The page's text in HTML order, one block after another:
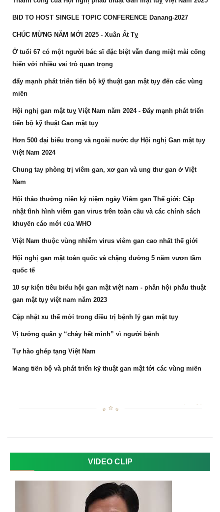
BID TO HOST SINGLE TOPIC CONFERENCE Danang-2027
CHÚC MỪNG NĂM MỚI 2025 - Xuân Ất Tỵ
Ở tuổi 67 có một người bác sĩ đặc biệt vẫn đang miệt mài cống
hiến với nhiều vai trò quan trọng
đẩy mạnh phát triển tiến bộ kỹ thuật gan mật tụy đến các vùng
miền
Hội nghị gan mật tuỵ Việt Nam năm 2024 - Đẩy mạnh phát triển
tiến bộ kỹ thuật Gan mật tụy
Hơn 500 đại biểu trong và ngoài nước dự Hội nghị Gan mật tụy
Việt Nam 2024
Chung tay phòng trị viêm gan, xơ gan và ung thư gan ở Việt
Nam
Hội thảo thường niên kỷ niệm ngày Viêm gan Thế giới: Cập
nhật tình hình viêm gan virus trên toàn cầu và các chính sách
khuyến cáo mới của WHO
Việt Nam thuộc vùng nhiễm virus viêm gan cao nhất thế giới
Hội nghị gan mật toàn quốc và chặng đường 5 năm vươn tầm
quốc tế
10 sự kiện tiêu biểu hội gan mật việt nam - phân hội phẫu thuật
gan mật tụy việt nam năm 2023
Cập nhật xu thế mới trong điều trị bệnh lý gan mật tụy
Vị tướng quân y “cháy hết mình” vì người bệnh
Tự hào ghép tạng Việt Nam
Mang tiến bộ và phát triển kỹ thuật gan mật tới các vùng miền
VIDEO CLIP